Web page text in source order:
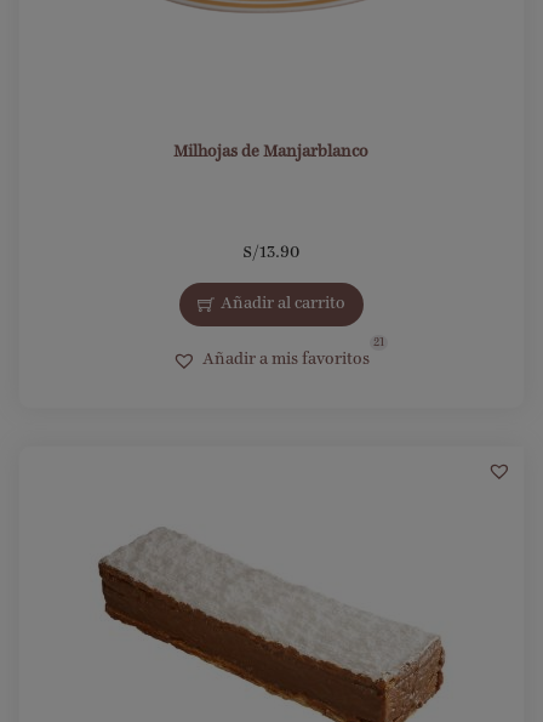
Milhojas de Manjarblanco
S/13.90
Añadir al carrito
Añadir a mis favoritos
21